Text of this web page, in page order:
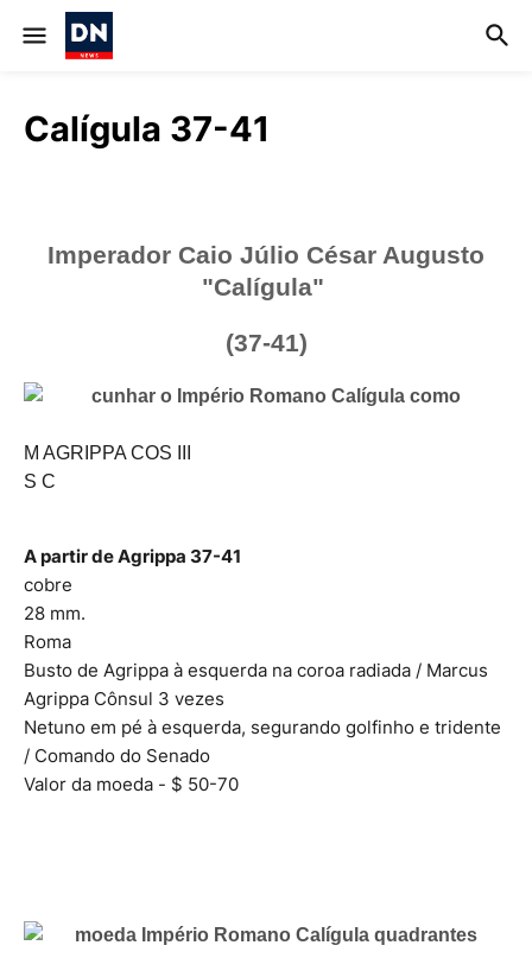
Calígula 37-41
Imperador Caio Júlio César Augusto
"Calígula"
(37-41)
M AGRIPPA COS III
S C
A partir de Agrippa 37-41
cobre
28 mm.
Roma
Busto de Agrippa à esquerda na coroa radiada / Marcus
Agrippa Cônsul 3 vezes
Netuno em pé à esquerda, segurando golfinho e tridente
/ Comando do Senado
Valor da moeda - $ 50-70